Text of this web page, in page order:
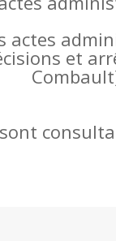
actes
et